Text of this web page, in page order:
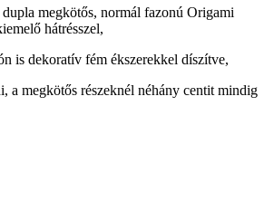
megkötős, normál fazonú Origami
hátrésszel,
is dekoratív fém ékszerekkel díszítve,
a megkötős részeknél néhány centit mindig